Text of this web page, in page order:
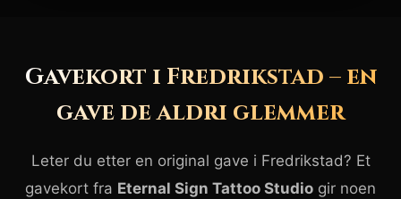
Gavekort i Fredrikstad – en
gave de aldri glemmer
Leter du etter en original gave i Fredrikstad? Et
gavekort fra Eternal Sign Tattoo Studio gir noen